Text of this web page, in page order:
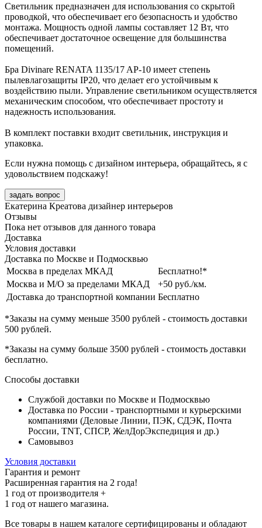
Светильник предназначен для использования со скрытой
проводкой, что обеспечивает его безопасность и удобство
монтажа. Мощность одной лампы составляет 12 Вт, что
обеспечивает достаточное освещение для большинства
помещений.
Бра Divinare RENATA 1135/17 AP-10 имеет степень
пылевлагозащиты IP20, что делает его устойчивым к
воздействию пыли. Управление светильником осуществляется
механическим способом, что обеспечивает простоту и
надежность использования.
В комплект поставки входит светильник, инструкция и
упаковка.
Если нужна помощь с дизайном интерьера, обращайтесь, я с
удовольствием подскажу!
задать вопрос
Екатерина Креатова дизайнер интерьеров
Отзывы
Пока нет отзывов для данного товара
Доставка
Условия доставки
Доставка по Москве и Подмосквью
Москва в пределах МКАД
Бесплатно!*
Москва и М/О за пределами МКАД
+50 руб./км.
Доставка до транспортной компании Бесплатно
*Заказы на сумму меньше 3500 рублей - стоимость доставки
500 рублей.
*Заказы на сумму больше 3500 рублей - стоимость доставки
бесплатно.
Способы доставки
Службой доставки по Москве и Подмосквью
Доставка по России - транспортными и курьерскими
компаниями (Деловые Линии, ПЭК, СДЭК, Почта
России, TNT, СПСР, ЖелДорЭкспедиция и др.)
Самовывоз
Условия доставки
Гарантия и ремонт
Расширенная гарантия на 2 года!
1 год от производителя +
1 год от нашего магазина.
Все товары в нашем каталоге сертифицированы и обладают